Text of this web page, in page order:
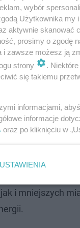
Tak było w
i kryzys
są absolutnie
kilkuset
że to my
Rafał Trzaskowski
i mniejszych
wybór
Użytkownika
aktywnie skanować
prosimy o zgodę
i zawsze możesz ją
strony
.
się takiemu
informacjami,
informacje
oraz po kliknięciu w
USTAWIENIA